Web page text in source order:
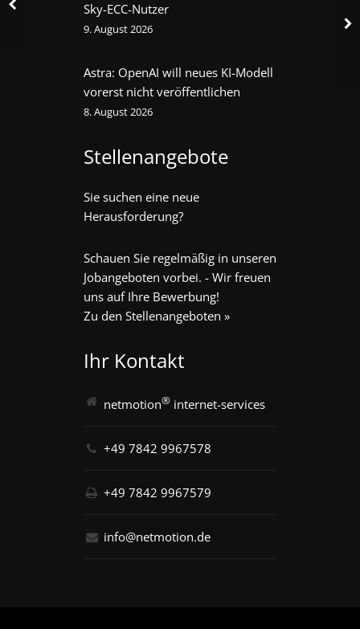
Sky-ECC-Nutzer
9. August 2026
Astra: OpenAI will neues KI-Modell
vorerst nicht veröffentlichen
8. August 2026
Stellenangebote
Sie suchen eine neue
Herausforderung?
Schauen Sie regelmäßig in unseren
Jobangeboten vorbei. - Wir freuen
uns auf Ihre Bewerbung!
Zu den Stellenangeboten »
Ihr Kontakt
netmotion® internet-services
+49 7842 9967578
+49 7842 9967579
info@netmotion.de